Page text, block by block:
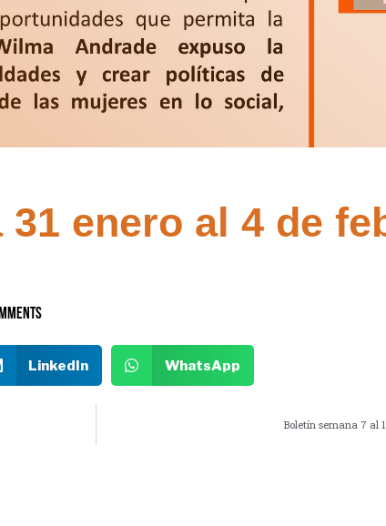
enero al 4 de
LinkedIn WhatsApp
Boletín semana 7 al